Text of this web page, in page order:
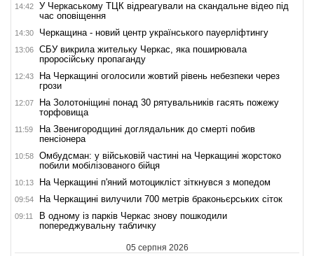
14:42
У Черкаському ТЦК відреагували на скандальне відео під
час оповіщення
14:30 Черкащина - новий центр українського пауерліфтингу
13:06
СБУ викрила жительку Черкас, яка поширювала
проросійську пропаганду
12:43
На Черкащині оголосили жовтий рівень небезпеки через
грози
12:07
На Золотоніщині понад 30 рятувальників гасять пожежу
торфовища
11:59
На Звенигородщині доглядальник до смерті побив
пенсіонера
10:58
Омбудсман: у військовій частині на Черкащині жорстоко
побили мобілізованого бійця
10:13 На Черкащині п'яний мотоцикліст зіткнувся з мопедом
09:54 На Черкащині вилучили 700 метрів браконьєрських сіток
09:11
В одному із парків Черкас знову пошкодили
попереджувальну табличку
05 серпня 2026